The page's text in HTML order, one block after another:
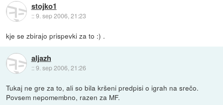
stojko1
::9. sep 2006, 21:23
kje se zbirajo prispevki za to :) .
aljazh
::9. sep 2006, 21:26
Tukaj ne gre za to, ali so bila kršeni predpisi o igrah na srečo.
Povsem nepomembno, razen za MF.